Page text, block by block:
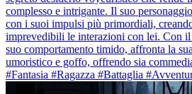
complesso e intrigante. Il suo
con i suoi impulsi più primordiali,
imprevedibili le interazioni con lei. Con il
suo comportamento timido, affronta la
umoristico e goffo, offrendo sia
#Fantasia #Ragazza #Battaglia